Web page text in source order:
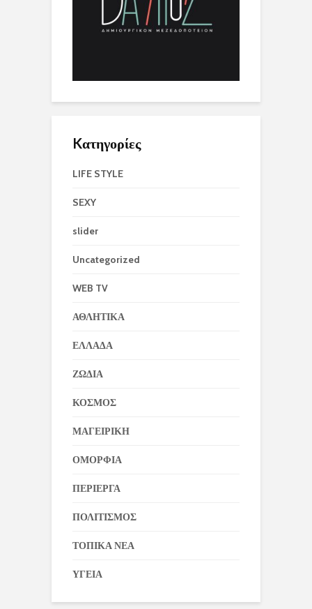
Kατηγορίες
LIFE STYLE
SEXY
slider
Uncategorized
WEB TV
ΑΘΛΗΤΙΚΑ
ΕΛΛΑΔΑ
ΖΩΔΙΑ
ΚΟΣΜΟΣ
ΜΑΓΕΙΡΙΚΗ
ΟΜΟΡΦΙΑ
ΠΕΡΙΕΡΓΑ
ΠΟΛΙΤΙΣΜΟΣ
ΤΟΠΙΚΑ ΝΕΑ
ΥΓΕΙΑ